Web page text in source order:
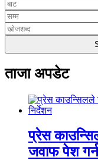
ताजा अपडेट
प्रेस
जवाफ पेश